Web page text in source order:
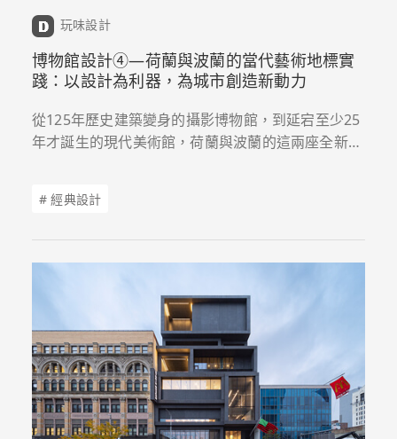
玩味設計
博物館設計➃—荷蘭與波蘭的當代藝術地標實
踐：以設計為利器，為城市創造新動力
從125年歷史建築變身的攝影博物館，到延宕至少25
年才誕生的現代美術館，荷蘭與波蘭的這兩座全新展
# 經典設計